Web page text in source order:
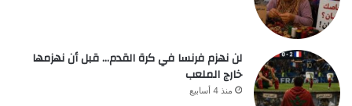
لن نهزم فرنسا في كرة القدم… قبل أن نهزمها
خارج الملعب
منذ 4 أسابيع